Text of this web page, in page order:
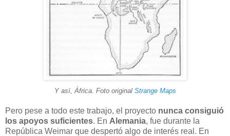
Y así, África. Foto original Strange Maps
Pero pese a todo este trabajo, el proyecto nunca consiguió
los apoyos suficientes. En Alemania, fue durante la
República Weimar que despertó algo de interés real. En